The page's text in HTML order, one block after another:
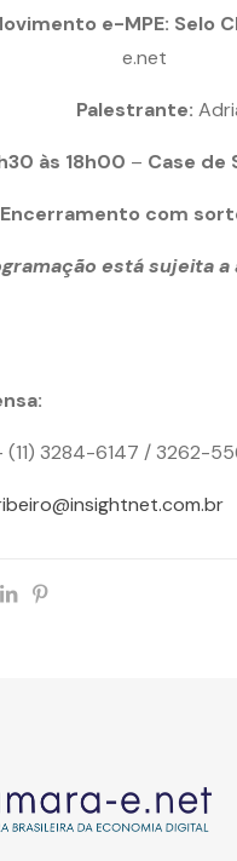
e-MPE: Selo
e.net
às 18h00 – Case de
Encerramento com
está sujeita
(11) 3284-6147 / 3262-